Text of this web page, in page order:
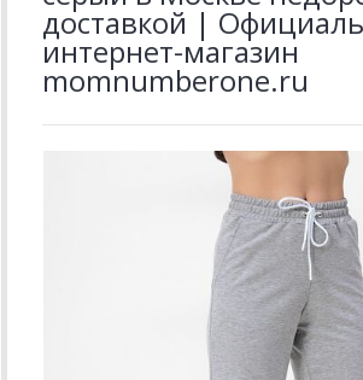
доставкой |
интернет-магазин
momnumberone.ru